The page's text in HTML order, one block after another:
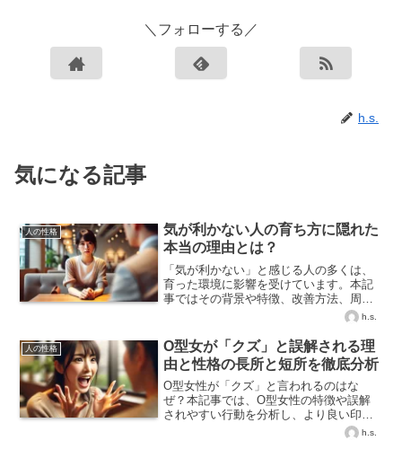
＼フォローする／
h.s.
気になる記事
人の性格
気が利かない人の育ち方に隠れた
本当の理由とは？
「気が利かない」と感じる人の多くは、
育った環境に影響を受けています。本記
事ではその背景や特徴、改善方法、周囲
のサポート方法まで丁寧にご紹介しまh.s.
人の性格
O型女が「クズ」と誤解される理
由と性格の長所と短所を徹底分析
O型女性が「クズ」と言われるのはな
ぜ？本記事では、O型女性の特徴や誤解
されやすい行動を分析し、より良い印象
h.s.